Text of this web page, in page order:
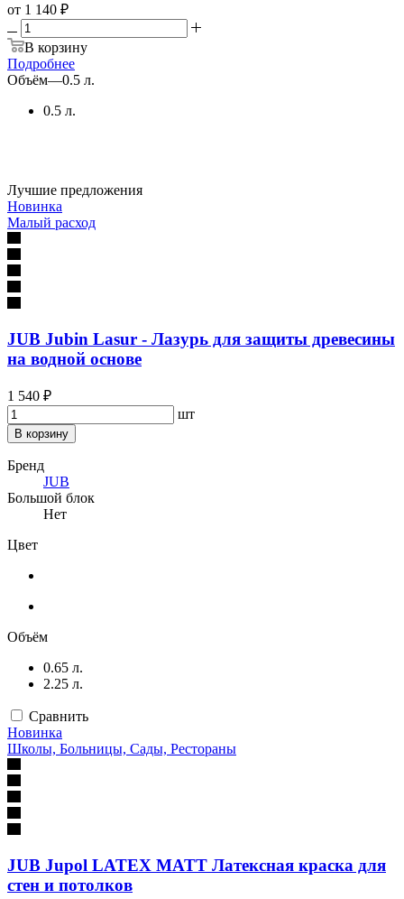
от 1 140 ₽
В корзину
Подробнее
Объём—0.5 л.
0.5 л.
Лучшие предложения
Новинка
Малый расход
JUB Jubin Lasur - Лазурь для защиты древесины
на водной основе
1 540 ₽
шт
В корзину
Бренд
JUB
Большой блок
Нет
Цвет
Объём
0.65 л.
2.25 л.
Сравнить
Новинка
Школы, Больницы, Сады, Рестораны
JUB Jupol LATEX MATT Латексная краска для
стен и потолков